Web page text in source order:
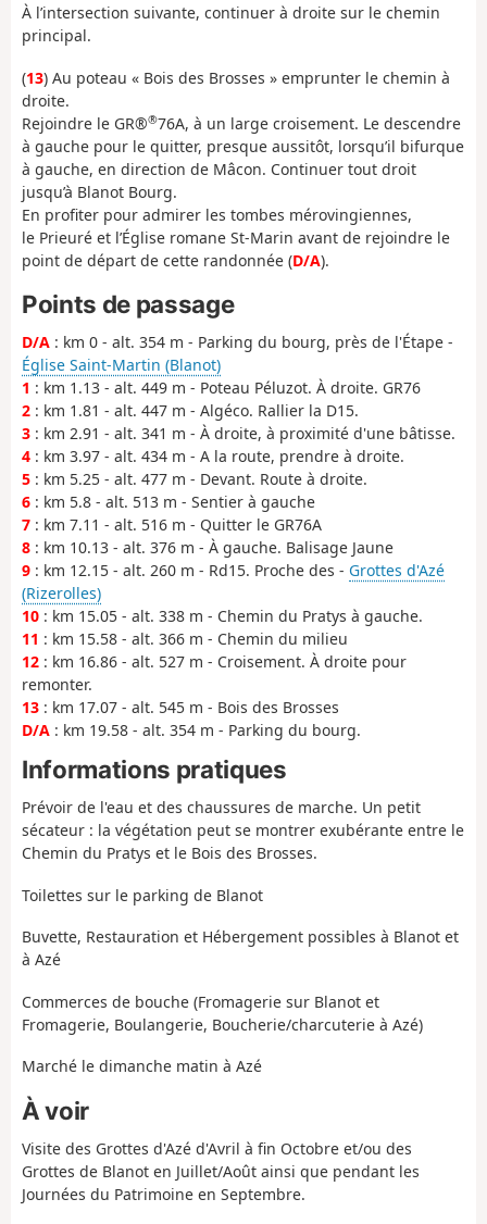
À l’intersection suivante, continuer à droite sur le chemin
principal.
(13) Au poteau « Bois des Brosses » emprunter le chemin à
droite.
Rejoindre le GR®®76A, à un large croisement. Le descendre
à gauche pour le quitter, presque aussitôt, lorsqu’il bifurque
à gauche, en direction de Mâcon. Continuer tout droit
jusqu’à Blanot Bourg.
En profiter pour admirer les tombes mérovingiennes,
le Prieuré et l’Église romane St-Marin avant de rejoindre le
point de départ de cette randonnée (D/A).
Points de passage
D/A : km 0 - alt. 354 m - Parking du bourg, près de l'Étape -
Église Saint-Martin (Blanot)
1 : km 1.13 - alt. 449 m - Poteau Péluzot. À droite. GR76
2 : km 1.81 - alt. 447 m - Algéco. Rallier la D15.
3 : km 2.91 - alt. 341 m - À droite, à proximité d'une bâtisse.
4 : km 3.97 - alt. 434 m - A la route, prendre à droite.
5 : km 5.25 - alt. 477 m - Devant. Route à droite.
6 : km 5.8 - alt. 513 m - Sentier à gauche
7 : km 7.11 - alt. 516 m - Quitter le GR76A
8 : km 10.13 - alt. 376 m - À gauche. Balisage Jaune
9 : km 12.15 - alt. 260 m - Rd15. Proche des - Grottes d'Azé
(Rizerolles)
10 : km 15.05 - alt. 338 m - Chemin du Pratys à gauche.
11 : km 15.58 - alt. 366 m - Chemin du milieu
12 : km 16.86 - alt. 527 m - Croisement. À droite pour
remonter.
13 : km 17.07 - alt. 545 m - Bois des Brosses
D/A : km 19.58 - alt. 354 m - Parking du bourg.
Informations pratiques
Prévoir de l'eau et des chaussures de marche. Un petit
sécateur : la végétation peut se montrer exubérante entre le
Chemin du Pratys et le Bois des Brosses.
Toilettes sur le parking de Blanot
Buvette, Restauration et Hébergement possibles à Blanot et
à Azé
Commerces de bouche (Fromagerie sur Blanot et
Fromagerie, Boulangerie, Boucherie/charcuterie à Azé)
Marché le dimanche matin à Azé
À voir
Visite des Grottes d'Azé d'Avril à fin Octobre et/ou des
Grottes de Blanot en Juillet/Août ainsi que pendant les
Journées du Patrimoine en Septembre.